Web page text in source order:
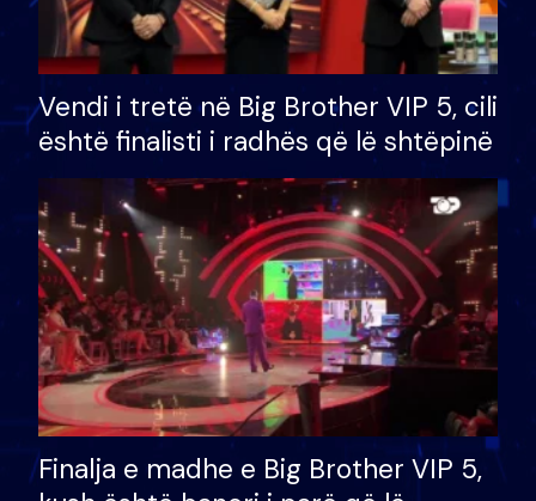
Vendi i tretë në Big Brother VIP 5, cili
është finalisti i radhës që lë shtëpinë
Finalja e madhe e Big Brother VIP 5,